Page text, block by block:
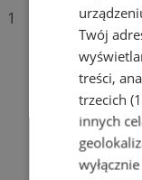
1
Twój
treści,
trzecich
innych